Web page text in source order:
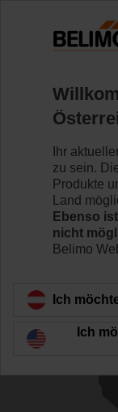
R7032R-
Zurück zur
Ihr
zu sein.
Produkte
Land
Ebenso
nicht
Belimo
Ich
Ich